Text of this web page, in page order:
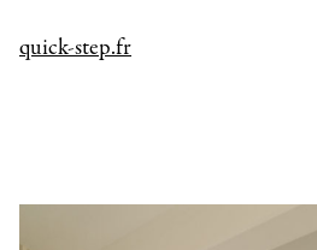
quick-step.fr